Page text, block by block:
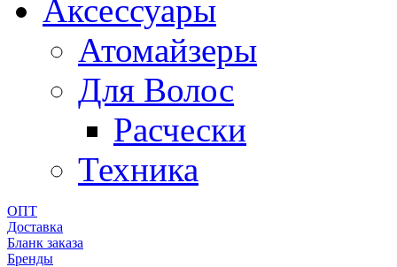
Aксессуары
Атомайзеры
Для Волос
Расчески
Техника
ОПТ
Доставка
Бланк заказа
Бренды